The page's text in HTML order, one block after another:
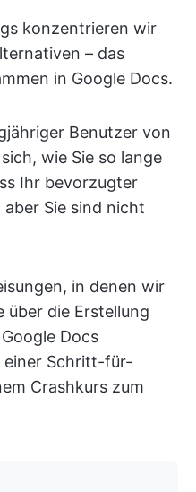
konzentrieren wir
– das
in Google Docs.
Benutzer von
wie Sie so lange
Ihr bevorzugter
Sie sind nicht
in denen wir
über die Erstellung
Docs
einer Schritt-für-
Crashkurs zum